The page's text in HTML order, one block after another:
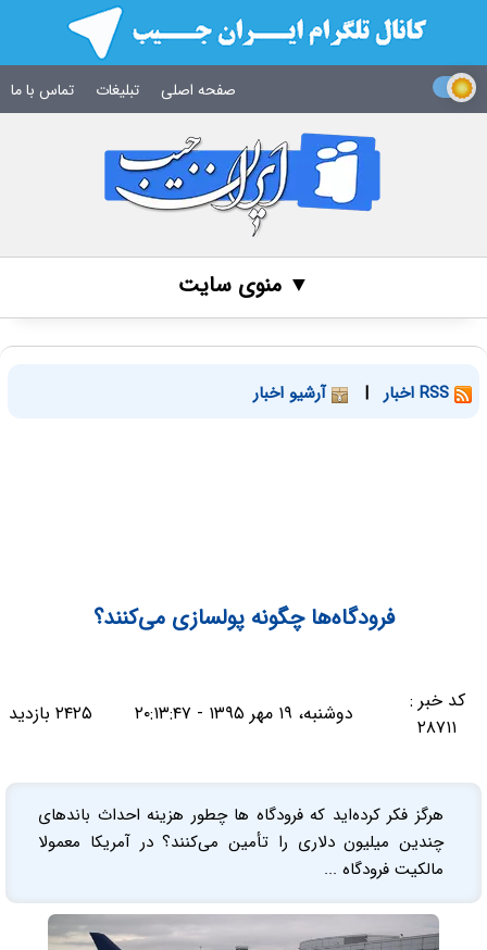
صفحه اصلی تبلیغات تماس با ما
▼ منوی سایت
| آرشیو اخبار
فرودگاه‌ها چگونه پولسازی می‌کنند؟
کد خبر :
۲۸۷۱۱
دوشنبه، ۱۹ مهر ۱۳۹۵ - ۲۰:۱۳:۴۷ ۲۴۲۵ بازدید
هرگز فکر کرده‌اید که فرودگاه ها چطور هزینه احداث باندهای
چندین میلیون دلاری را تأمین می‌کنند؟ در آمریکا معمولا
مالکیت فرودگاه ...